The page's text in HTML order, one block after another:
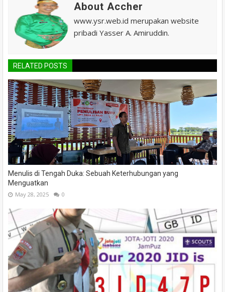
About Accher
www.ysr.web.id merupakan website
pribadi Yasser A. Amiruddin.
RELATED POSTS
Menulis di Tengah Duka: Sebuah Keterhubungan yang
Menguatkan
May 28, 2025 0